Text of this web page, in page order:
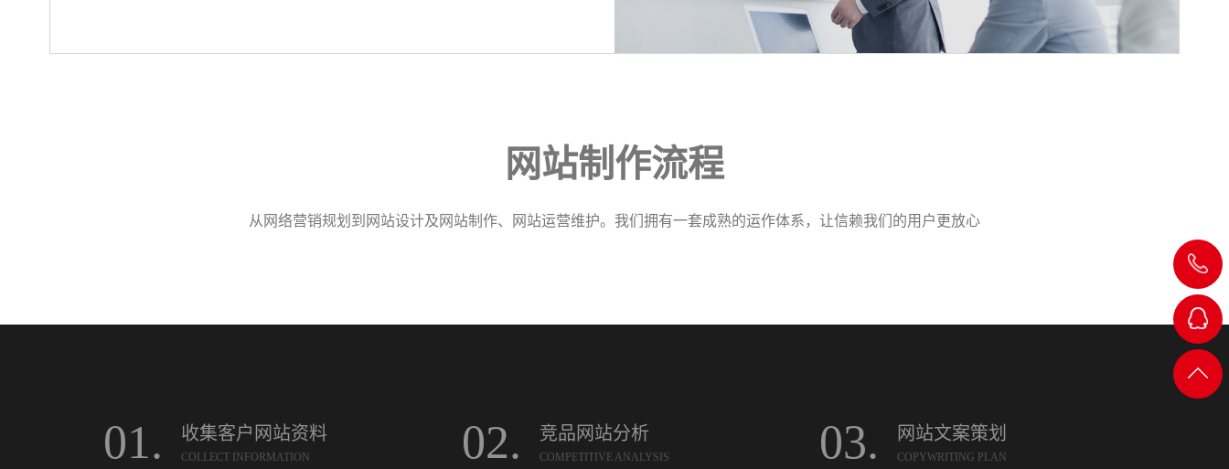
客服
返回
网站制作流程
从网络营销规划到网站设计及网站制作、网站运营维护。我们拥有一套成熟的运作体系，让信赖我们的用户更放心
01. 收集客户网站资料
COLLECT INFORMATION 02. 竞品网站分析
COMPETITIVE ANALYSIS 03. 网站文案策划
COPYWRITING PLAN